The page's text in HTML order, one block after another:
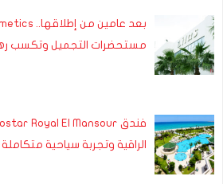
مستحضرات التجميل وتكسب
الراقية وتجربة سياحية